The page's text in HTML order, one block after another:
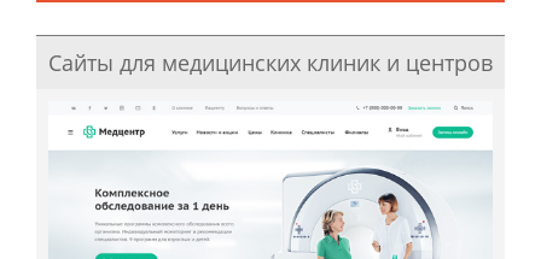
Сайты для медицинских клиник и центров